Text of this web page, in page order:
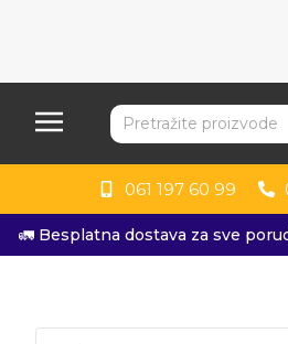
061 197 60 99
🚛 Besplatna dostava za sve